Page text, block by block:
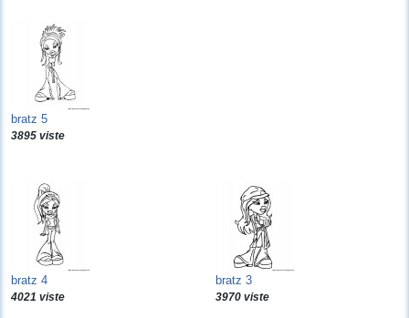
bratz 5
3895 viste
bratz 4
4021 viste
bratz 3
3970 viste